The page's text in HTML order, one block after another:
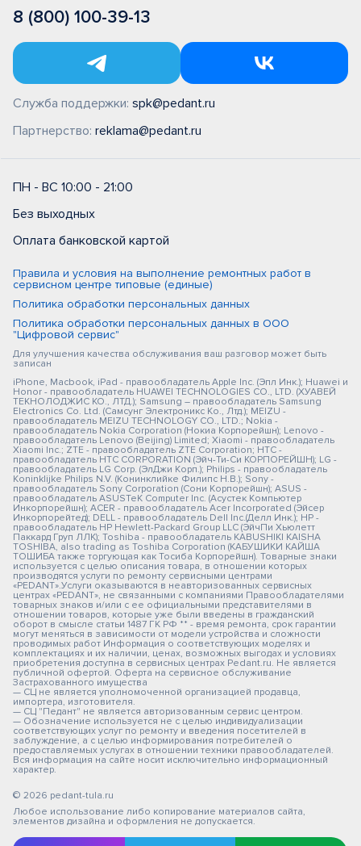
8 (800) 100-39-13
Служба поддержки: spk@pedant.ru
Партнерство: reklama@pedant.ru
ПН - ВС 10:00 - 21:00
Без выходных
Оплата банковской картой
Правила и условия на выполнение ремонтных работ в
сервисном центре типовые (единые)
Политика обработки персональных данных
Политика обработки персональных данных в ООО
"Цифровой сервис"
Для улучшения качества обслуживания ваш разговор может быть
записан
iPhone, Macbook, iPad - правообладатель Apple Inc. (Эпл Инк.); Huawei и
Honor - правообладатель HUAWEI TECHNOLOGIES CO., LTD. (ХУАВЕЙ
ТЕКНОЛОДЖИС КО., ЛТД.); Samsung – правообладатель Samsung
Electronics Co. Ltd. (Самсунг Электроникс Ко., Лтд.); MEIZU -
правообладатель MEIZU TECHNOLOGY CO., LTD.; Nokia -
правообладатель Nokia Corporation (Нокиа Корпорейшн); Lenovo -
правообладатель Lenovo (Beijing) Limited; Xiaomi - правообладатель
Xiaomi Inc.; ZTE - правообладатель ZTE Corporation; HTC -
правообладатель HTC CORPORATION (Эйч-Ти-Си КОРПОРЕЙШН); LG -
правообладатель LG Corp. (ЭлДжи Корп.); Philips - правообладатель
Koninklijke Philips N.V. (Конинклийке Филипс Н.В.); Sony -
правообладатель Sony Corporation (Сони Корпорейшн); ASUS -
правообладатель ASUSTeK Computer Inc. (Асустек Компьютер
Инкорпорейшн); ACER - правообладатель Acer Incorporated (Эйсер
Инкорпорейтед); DELL - правообладатель Dell Inc.(Делл Инк.); HP -
правообладатель HP Hewlett-Packard Group LLC (ЭйчПи Хьюлетт
Паккард Груп ЛЛК); Toshiba - правообладатель KABUSHIKI KAISHA
TOSHIBA, also trading as Toshiba Corporation (КАБУШИКИ КАЙША
ТОШИБА также торгующая как Тосиба Корпорейшн). Товарные знаки
используется с целью описания товара, в отношении которых
производятся услуги по ремонту сервисными центрами
«PEDANT».Услуги оказываются в неавторизованных сервисных
центрах «PEDANT», не связанными с компаниями Правообладателями
товарных знаков и/или с ее официальными представителями в
отношении товаров, которые уже были введены в гражданский
оборот в смысле статьи 1487 ГК РФ ** - время ремонта, срок гарантии
могут меняться в зависимости от модели устройства и сложности
проводимых работ Информация о соответствующих моделях и
комплектациях и их наличии, ценах, возможных выгодах и условиях
приобретения доступна в сервисных центрах Pedant.ru. Не является
публичной офертой. Оферта на сервисное обслуживание
Застрахованного имущества
— СЦ не является уполномоченной организацией продавца,
импортера, изготовителя.
— СЦ "Педант" не является авторизованным сервис центром.
— Обозначение используется не с целью индивидуализации
соответствующих услуг по ремонту и введения посетителей в
заблуждение, а с целью информирования потребителей о
предоставляемых услугах в отношении техники правообладателей.
Вся информация на сайте носит исключительно информационный
характер.
© 2026 pedant-tula.ru
Любое использование либо копирование материалов сайта,
элементов дизайна и оформления не допускается.